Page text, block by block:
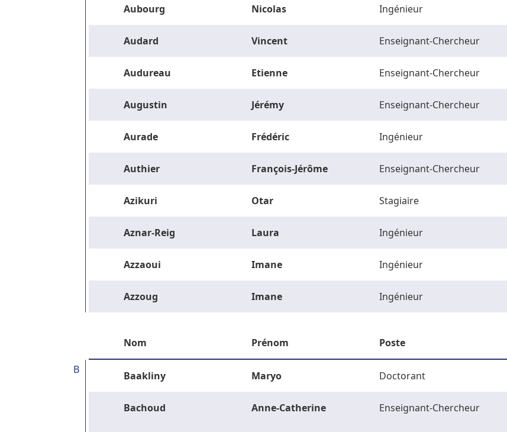
Aubourg Nicolas Ingénieur
Audard Vincent Enseignant-Chercheur
Audureau Etienne Enseignant-Chercheur
Augustin Jérémy Enseignant-Chercheur
Aurade Frédéric Ingénieur
Authier François-Jérôme Enseignant-Chercheur
Azikuri Otar Stagiaire
Aznar-Reig Laura Ingénieur
Azzaoui Imane Ingénieur
Azzoug Imane Ingénieur
Nom Prénom Poste
B Baakliny Maryo Doctorant
Bachoud Anne-Catherine Enseignant-Chercheur